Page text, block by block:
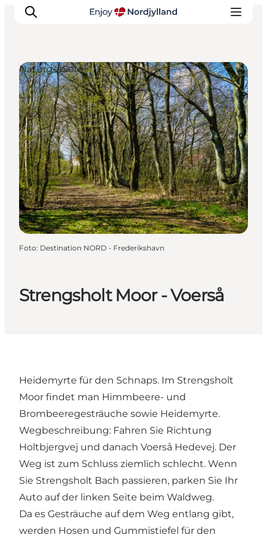
Erlebnisse
Reiseplanung
Destinationen
Guides
Veranstaltungen
Für Kinder
Strengsholt Moor - Voerså
Naturgebiete
Foto: Destination NORD - Frederikshavn
Heidemyrte für den Schnaps. Im Strengsholt
Moor findet man Himmbeere- und
Brombeeregesträuche sowie Heidemyrte.
Wegbeschreibung: Fahren Sie Richtung
Holtbjergvej und danach Voerså Hedevej. Der
Weg ist zum Schluss ziemlich schlecht. Wenn
Sie Strengsholt Bach passieren, parken Sie Ihr
Auto auf der linken Seite beim Waldweg.
Da es Gesträuche auf dem Weg entlang gibt,
werden Hosen und Gummistiefel für den